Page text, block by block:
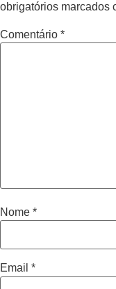
obrigatórios marcados
Comentário *
Nome *
Email *